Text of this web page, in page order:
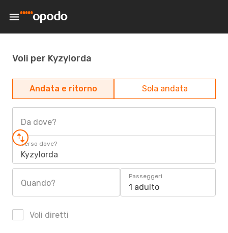
Voli per Kyzylorda
Andata e ritorno Sola andata
Da dove?
Verso dove?
Kyzylorda
Quando?
Passeggeri
1 adulto
Voli diretti